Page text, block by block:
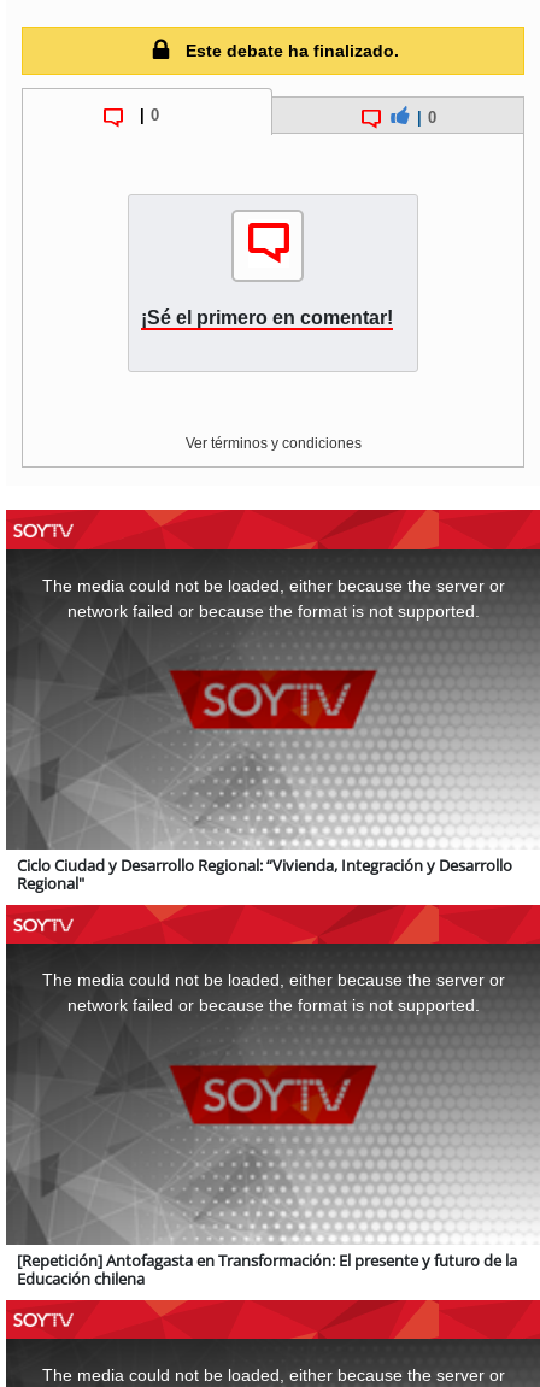
Este debate ha finalizado.
0 0
¡Sé el primero en comentar!
Ver términos y condiciones
The media could not be loaded, either because the server or
network failed or because the format is not supported.
Ciclo Ciudad y Desarrollo Regional: “Vivienda, Integración y Desarrollo
Regional"
The media could not be loaded, either because the server or
network failed or because the format is not supported.
[Repetición] Antofagasta en Transformación: El presente y futuro de la
Educación chilena
The media could not be loaded, either because the server or